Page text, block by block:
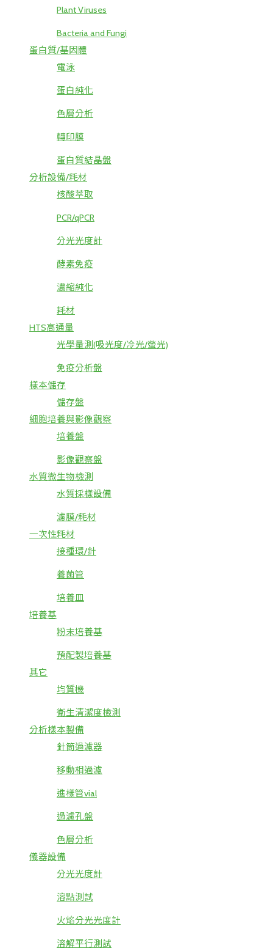
Plant Viruses
Bacteria and Fungi
蛋白質/基因體
電泳
蛋白純化
色層分析
轉印膜
蛋白質結晶盤
分析設備/耗材
核酸萃取
PCR/qPCR
分光光度計
酵素免疫
濃縮純化
耗材
HTS高通量
光學量測(吸光度/冷光/螢光)
免疫分析盤
樣本儲存
儲存盤
細胞培養與影像觀察
培養盤
影像觀察盤
水質微生物檢測
水質採樣設備
濾膜/耗材
一次性耗材
接種環/針
養菌管
培養皿
培養基
粉末培養基
預配製培養基
其它
均質機
衛生清潔度檢測
分析樣本製備
針筒過濾器
移動相過濾
進樣管vial
過濾孔盤
色層分析
儀器設備
分光光度計
溶點測試
火焰分光光度計
溶解平行測試